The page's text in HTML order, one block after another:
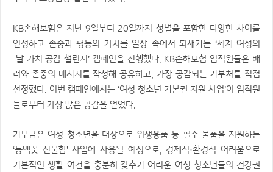
KB손해보험은 지난 9일부터 20일까지 성별을 포함한 다양한 차이를
인정하고 존중과 평등의 가치를 일상 속에서 되새기는 ‘세계 여성의
날 가치 공감 챌린지’ 캠페인을 진행했다. KB손해보험 임직원들은 배
려와 존중의 메시지를 작성해 공유하고, 가장 공감되는 기부처를 직접
선정했다. 이번 캠페인에서는 ‘여성 청소년 기본권 지원 사업’이 임직원
들로부터 가장 많은 공감을 얻었다.
기부금은 여성 청소년을 대상으로 위생용품 등 필수 물품을 지원하는
‘동백꽃 선물함’ 사업에 사용될 예정으로, 경제적·환경적 어려움으로
기본적인 생활 여건을 충분히 갖추기 어려운 여성 청소년들의 건강권